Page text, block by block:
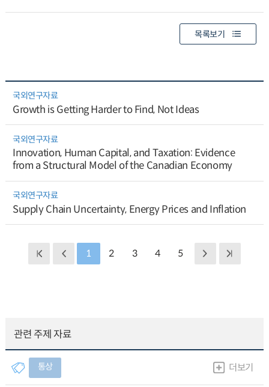
목록보기
국외연구자료
Growth is Getting Harder to Find, Not Ideas
국외연구자료
Innovation, Human Capital, and Taxation: Evidence
from a Structural Model of the Canadian Economy
국외연구자료
Supply Chain Uncertainty, Energy Prices and Inflation
1 2 3 4 5
관련 주제 자료
통상 더보기